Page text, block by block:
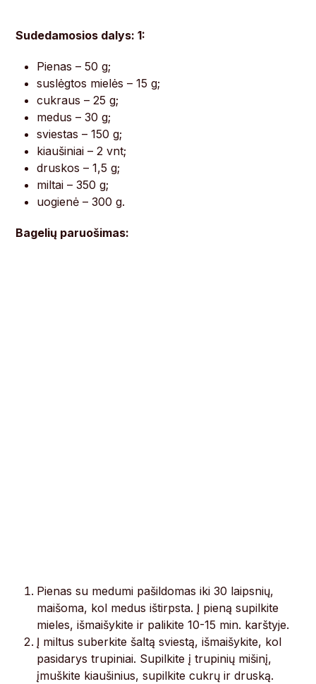
Sudedamosios dalys: 1:
Pienas – 50 g;
suslėgtos mielės – 15 g;
cukraus – 25 g;
medus – 30 g;
sviestas – 150 g;
kiaušiniai – 2 vnt;
druskos – 1,5 g;
miltai – 350 g;
uogienė – 300 g.
Bagelių paruošimas:
Pienas su medumi pašildomas iki 30 laipsnių,
maišoma, kol medus ištirpsta. Į pieną supilkite
mieles, išmaišykite ir palikite 10-15 min. karštyje.
Į miltus suberkite šaltą sviestą, išmaišykite, kol
pasidarys trupiniai. Supilkite į trupinių mišinį,
įmuškite kiaušinius, supilkite cukrų ir druską.